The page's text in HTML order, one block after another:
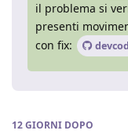
il problema si
presenti
con fix:
12 GIORNI DOPO